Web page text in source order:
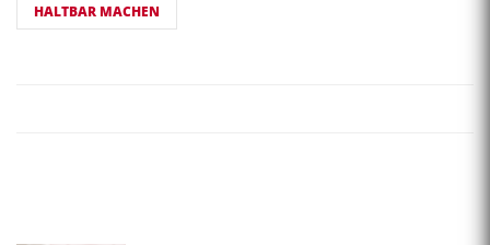
HALTBAR MACHEN